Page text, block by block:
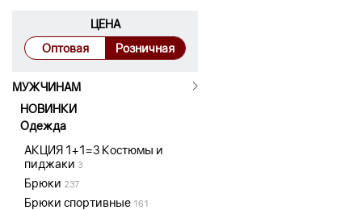
ЦЕНА
Оптовая
Розничная
МУЖЧИНАМ
НОВИНКИ
Одежда
АКЦИЯ 1+1=3 Костюмы и
пиджаки 3
Брюки 237
Брюки спортивные 161